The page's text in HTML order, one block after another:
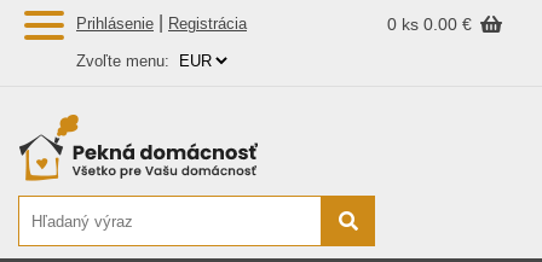
Prihlásenie Registrácia 0 ks 0.00 €
Zvoľte menu: